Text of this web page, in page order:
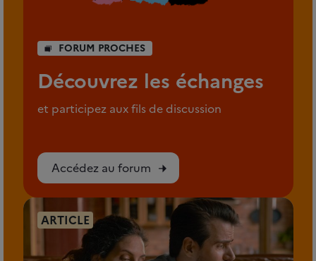
FORUM PROCHES
Découvrez les échanges
et participez aux fils de discussion
Accédez au forum
ARTICLE